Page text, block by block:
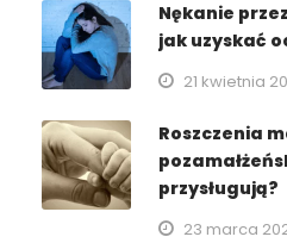
Nękanie
jak uzyskać
21 kwietnia
Roszczenia
przysługują?
23 marca